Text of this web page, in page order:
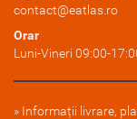
contact@eatlas.ro
Orar
Luni-Vineri 09:00-
Informații livrare,